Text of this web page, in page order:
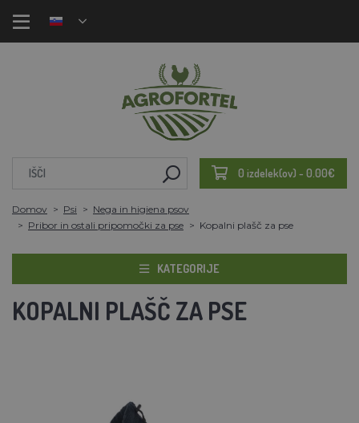
0 izdelek(ov) - 0.00€
Domov Psi
Nega in higiena psov
Pribor in ostali pripomočki za pse
Kopalni plašč za pse
KATEGORIJE
KOPALNI PLAŠČ ZA PSE